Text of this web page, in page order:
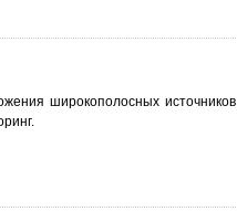
широкополосных источников